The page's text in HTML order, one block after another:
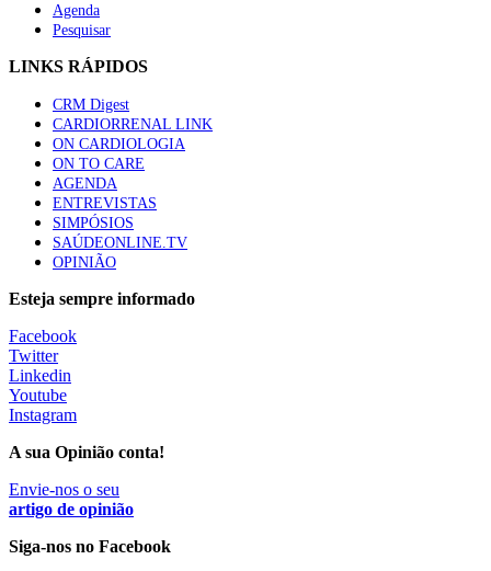
Quase quatro em cada dez doentes com enfarte
apresentavam níveis elevados de Lp(a), revela estudo
Trodelvy aprovado para primeira linha no cancro da
mama triplo negativo metastático em doentes não
elegíveis para inibidores PD-(L)1
61 visualizações
MAIS NOTÍCIAS
nutricionista no primeiro mês
7 Ago, 2026
apoio robótico em Portugal
7 Ago, 2026 |0 Comments
Agenda
Pesquisar
LINKS RÁPIDOS
CRM Digest
CARDIORRENAL LINK
ON CARDIOLOGIA
ON TO CARE
AGENDA
ENTREVISTAS
SIMPÓSIOS
SAÚDEONLINE.TV
OPINIÃO
Esteja sempre informado
Facebook
Twitter
Linkedin
Youtube
Instagram
A sua Opinião conta!
Envie-nos o seu
artigo de opinião
Siga-nos no Facebook